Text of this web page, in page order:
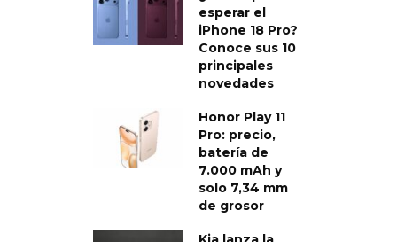
esperar el
iPhone 18 Pro?
Conoce sus 10
principales
novedades
Honor Play 11
Pro: precio,
batería de
7.000 mAh y
solo 7,34 mm
de grosor